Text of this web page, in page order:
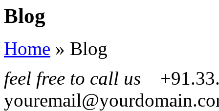
Blog
Home » Blog
feel free to call us